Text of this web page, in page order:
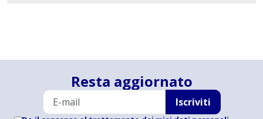
Resta aggiornato
Iscriviti